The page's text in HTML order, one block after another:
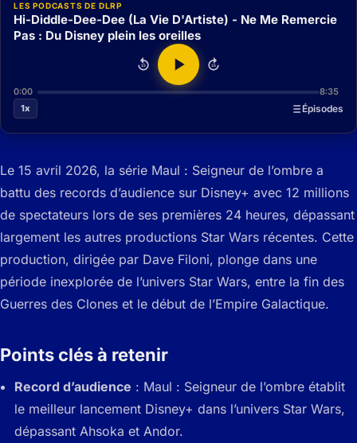
LES PODCASTS DE DLRP
Hi-Diddle-Dee-Dee (La Vie D'Artiste) - Ne Me Remercie
Pas : Du Disney plein les oreilles
15 15
0:00
8:35
1x
Épisodes
Le 15 avril 2026, la série Maul : Seigneur de l’ombre a
battu des records d’audience sur Disney+ avec 12 millions
de spectateurs lors de ses premières 24 heures, dépassant
largement les autres productions Star Wars récentes. Cette
production, dirigée par Dave Filoni, plonge dans une
période inexplorée de l’univers Star Wars, entre la fin des
Guerres des Clones et le début de l’Empire Galactique.
Points clés à retenir
Record d’audience : Maul : Seigneur de l’ombre établit
le meilleur lancement Disney+ dans l’univers Star Wars,
dépassant Ahsoka et Andor.